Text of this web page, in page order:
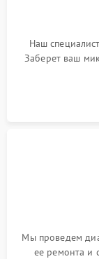
Наш
Заберет ваш
Мы проведем
ее ремонта и